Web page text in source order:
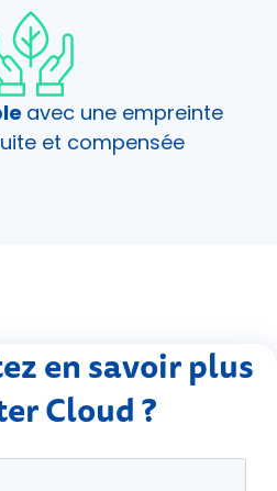
avec une empreinte
et compensée
en savoir plus
Cloud ?